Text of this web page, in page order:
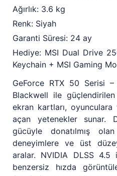
Ağırlık: 3.6 kg
Renk: Siyah
Garanti Süresi: 24 ay
Hediye: MSI Dual Drive
Keychain + MSI Gaming
GeForce RTX 50 Serisi
Blackwell ile
ekran kartları,
açan yetenekler sunar.
gücüyle donatılmış
deneyimlere ve üst
aralar. NVIDIA DLSS 4.5
benzersiz hızda